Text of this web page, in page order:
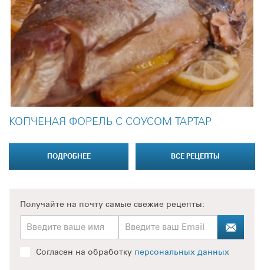
КОПЧЕНАЯ ФОРЕЛЬ С СОУСОМ ТАРТАР
ПОДРОБНЕЕ ВСЕ РЕЦЕПТЫ
Получайте на почту самые свежие рецепты:
Согласен на обработку персональных данных